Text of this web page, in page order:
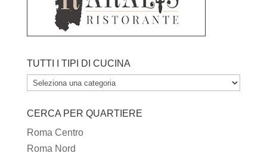
TUTTI I TIPI DI CUCINA
TUTTI
TIPI
DI
CUCINA
CERCA PER QUARTIERE
Roma Centro
Roma Nord